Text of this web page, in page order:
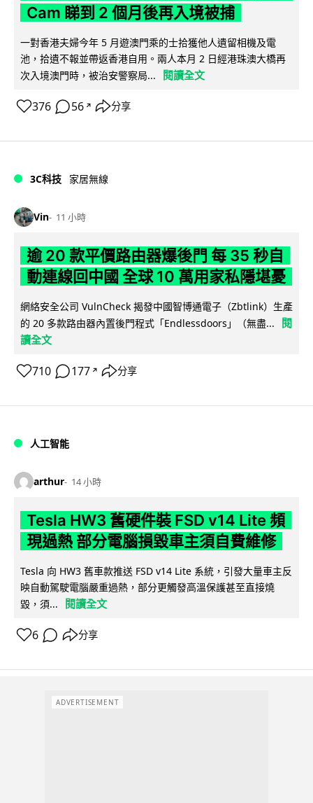
Cam 睇到 2 個月後再入境被捕
一對香港夫婦今年 5 月遊澳門乘的士拾獲他人遺留相機及電
池，拾遺不報並帶返香港自用。兩人本月 2 日經港珠澳大橋再
次入境澳門時，被治安警察局...
閱讀全文
376 56 ↗ 分享
3C科技 家居無線
Vin 11 小時
逾 20 款平價路由器爆後門 每 35 秒自
動連線回中國 全球 10 萬用家私隱堪憂
網絡安全公司 VulnCheck 揭發中國智博通電子（Zbtlink）生產
的 20 多款路由器內置後門程式「Endlessdoors」（無盡...
閱
讀全文
710 177 ↗ 分享
人工智能
arthur 14 小時
Tesla HW3 舊硬件裝 FSD v14 Lite 頻
現過熱 部分電腦損毀車主須自費維修
Tesla 向 HW3 舊車款推送 FSD v14 Lite 系統，引發大量車主反
映自動駕駛電腦嚴重過熱，部分更觸發高溫保護甚至直接燒
毀，須...
閱讀全文
6 分享
ADVERTISEMENT